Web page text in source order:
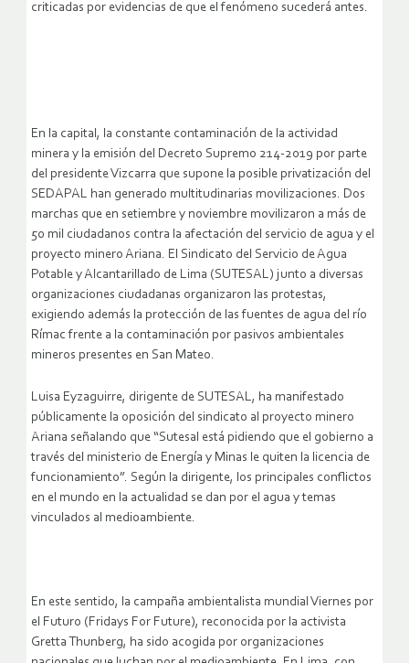
criticadas por evidencias de que el fenómeno sucederá antes.
En la capital, la constante contaminación de la actividad
minera y la emisión del Decreto Supremo 214-2019 por parte
del presidente Vizcarra que supone la posible privatización del
SEDAPAL han generado multitudinarias movilizaciones. Dos
marchas que en setiembre y noviembre movilizaron a más de
50 mil ciudadanos contra la afectación del servicio de agua y el
proyecto minero Ariana. El Sindicato del Servicio de Agua
Potable y Alcantarillado de Lima (SUTESAL) junto a diversas
organizaciones ciudadanas organizaron las protestas,
exigiendo además la protección de las fuentes de agua del río
Rímac frente a la contaminación por pasivos ambientales
mineros presentes en San Mateo.
Luisa Eyzaguirre, dirigente de SUTESAL, ha manifestado
públicamente la oposición del sindicato al proyecto minero
Ariana señalando que “Sutesal está pidiendo que el gobierno a
través del ministerio de Energía y Minas le quiten la licencia de
funcionamiento”. Según la dirigente, los principales conflictos
en el mundo en la actualidad se dan por el agua y temas
vinculados al medioambiente.
En este sentido, la campaña ambientalista mundial Viernes por
el Futuro (Fridays For Future), reconocida por la activista
Gretta Thunberg, ha sido acogida por organizaciones